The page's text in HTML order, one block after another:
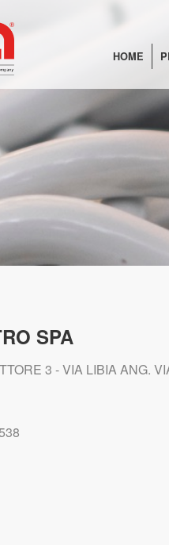
HOME
SPA
3 - VIA LIBIA ANG.